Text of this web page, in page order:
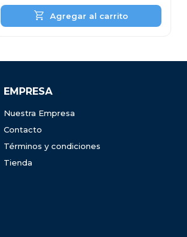
EMPRESA
Nuestra Empresa
Contacto
Términos y condiciones
Tienda